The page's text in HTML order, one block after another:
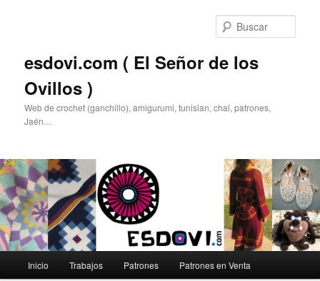
esdovi.com ( El Señor de los
Ovillos )
Web de crochet (ganchillo), amigurumi, tunisian, chal, patrones,
Jaén…
principal
Inicio Trabajos Patrones Patrones en Venta